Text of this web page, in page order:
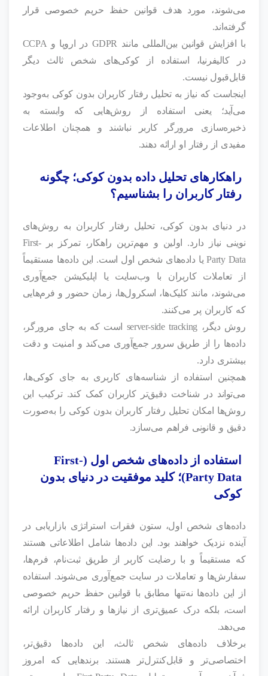
می‌شوند، مورد هدف قوانین حفظ حریم خصوصی قرار
گرفته‌اند.
با افزایش قوانین بین‌المللی مانند GDPR در اروپا و CCPA
در کالیفرنیا، استفاده از کوکی‌های شخص ثالث دیگر
قابل‌قبول نیست.
اینجاست که نیاز به تحلیل رفتار کاربران بدون کوکی به‌وجود
می‌آید؛ یعنی استفاده از روش‌هایی که وابسته به
ذخیره‌سازی مرورگر کاربر نباشند و همچنان اطلاعات
مفیدی از رفتار او ارائه دهند.
راهکارهای تحلیل داده بدون کوکی؛ چگونه
رفتار کاربران را بشناسیم؟
در دنیای بدون کوکی، تحلیل رفتار کاربران به روش‌های
نوینی نیاز دارد. اولین و مهم‌ترین راهکار، تمرکز بر First-
Party Data یا داده‌های شخص اول است. این داده‌ها مستقیماً
از تعاملات کاربران با وب‌سایت یا اپلیکیشن جمع‌آوری
می‌شوند، مانند کلیک‌ها، اسکرول‌ها، زمان حضور و فرم‌هایی
که کاربران پر می‌کنند.
روش دیگر، server-side tracking است که به جای مرورگر،
داده‌ها را از طریق سرور جمع‌آوری می‌کند و امنیت و دقت
بیشتری دارد.
همچنین استفاده از شناسه‌های کاربری به جای کوکی‌ها،
می‌تواند در شناخت دقیق‌تر کاربران کمک کند. ترکیب این
روش‌ها امکان تحلیل رفتار کاربران بدون کوکی را به‌صورت
دقیق و قانونی فراهم می‌سازد.
استفاده از داده‌های شخص اول (First-
Party Data)؛ کلید موفقیت در دنیای بدون
کوکی
داده‌های شخص اول، ستون فقرات استراتژی بازاریابی در
آینده نزدیک خواهند بود. این داده‌ها شامل اطلاعاتی هستند
که مستقیماً و با رضایت کاربر از طریق ثبت‌نام، فرم‌ها،
سفارش‌ها و تعاملات در سایت جمع‌آوری می‌شوند. استفاده
از این داده‌ها نه‌تنها مطابق با قوانین حفظ حریم خصوصی
است، بلکه درک عمیق‌تری از نیازها و رفتار کاربران ارائه
می‌دهد.
برخلاف داده‌های شخص ثالث، این داده‌ها دقیق‌تر،
اختصاصی‌تر و قابل‌کنترل‌تر هستند. برندهایی که امروز